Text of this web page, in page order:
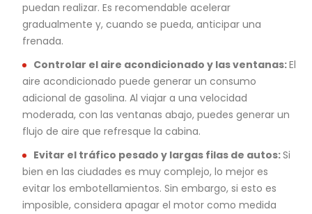
puedan realizar. Es recomendable acelerar
gradualmente y, cuando se pueda, anticipar una
frenada.
Controlar el aire acondicionado y las ventanas:El
aire acondicionado puede generar un consumo
adicional de gasolina. Al viajar a una velocidad
moderada, con las ventanas abajo, puedes generar un
flujo de aire que refresque la cabina.
Evitar el tráfico pesado y largas filas de autos:Si
bien en las ciudades es muy complejo, lo mejor es
evitar los embotellamientos. Sin embargo, si esto es
imposible, considera apagar el motor como medida